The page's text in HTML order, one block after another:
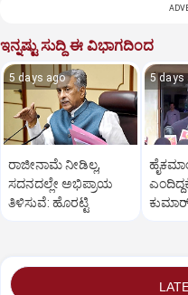
ಇನ್ನಷ್ಟು ಸುದ್ದಿ ಈ ವಿಭಾಗದಿಂದ
5 days ago
ರಾಜೀನಾಮೆ ನೀಡಿಲ್ಲ,
ಸದನದಲ್ಲೇ ಅಭಿಪ್ರಾಯ
ತಿಳಿಸುವೆ: ಹೊರಟ್ಟಿ
5 days